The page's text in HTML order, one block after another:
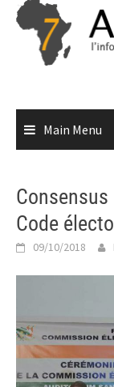
Skip
content
Main Menu
Code
09/10/2018